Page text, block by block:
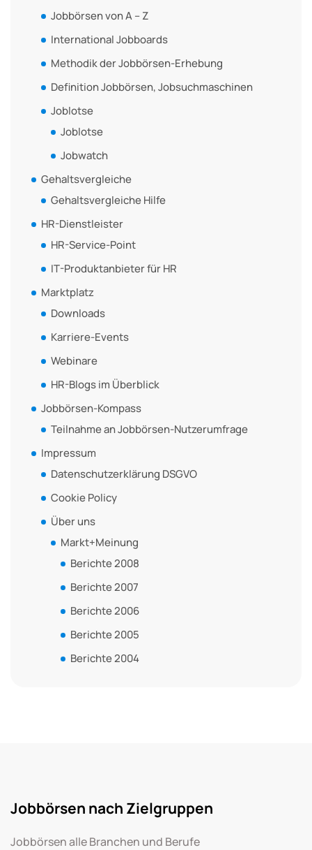
Jobbörsen von A – Z
International Jobboards
Methodik der Jobbörsen-Erhebung
Definition Jobbörsen, Jobsuchmaschinen
Joblotse
Joblotse
Jobwatch
Gehaltsvergleiche
Gehaltsvergleiche Hilfe
HR-Dienstleister
HR-Service-Point
IT-Produktanbieter für HR
Marktplatz
Downloads
Karriere-Events
Webinare
HR-Blogs im Überblick
Jobbörsen-Kompass
Teilnahme an Jobbörsen-Nutzerumfrage
Impressum
Datenschutzerklärung DSGVO
Cookie Policy
Über uns
Markt+Meinung
Berichte 2008
Berichte 2007
Berichte 2006
Berichte 2005
Berichte 2004
Jobbörsen nach Zielgruppen
Jobbörsen alle Branchen und Berufe